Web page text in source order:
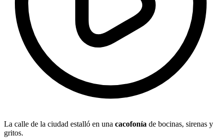
La calle de la ciudad estalló en una cacofonía de bocinas, sirenas y
gritos.